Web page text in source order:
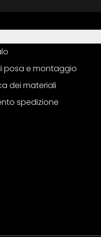
posa e montaggio
dei materiali
spedizione